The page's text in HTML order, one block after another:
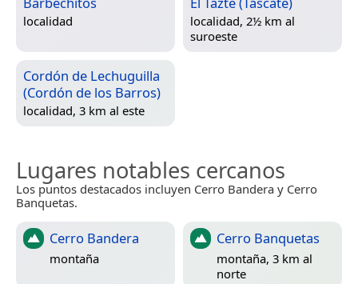
localidad
localidad, 2½ km al
suroeste
Cordón de Lechuguilla
(Cordón de los Barros)
localidad, 3 km al este
Lugares notables cercanos
Los puntos destacados incluyen Cerro Bandera y Cerro
Banquetas.
Cerro Bandera
montaña
Cerro Banquetas
montaña, 3 km al
norte